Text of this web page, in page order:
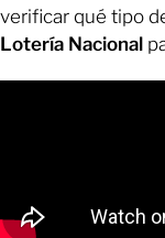
verificar qué tipo
Lotería Nacional